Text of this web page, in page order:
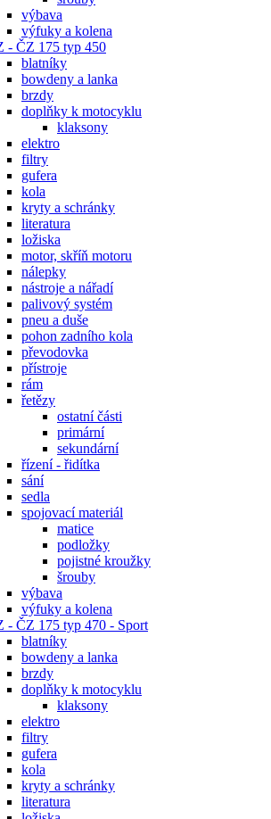
výbava
výfuky a kolena
- ČZ 175 typ 450
blatníky
bowdeny a lanka
brzdy
doplňky k motocyklu
klaksony
elektro
filtry
gufera
kola
kryty a schránky
literatura
ložiska
motor, skříň motoru
nálepky
nástroje a nářadí
palivový systém
pneu a duše
pohon zadního kola
převodovka
přístroje
rám
řetězy
ostatní části
primární
sekundární
řízení - řidítka
sání
sedla
spojovací materiál
matice
podložky
pojistné kroužky
šrouby
výbava
výfuky a kolena
- ČZ 175 typ 470 - Sport
blatníky
bowdeny a lanka
brzdy
doplňky k motocyklu
klaksony
elektro
filtry
gufera
kola
kryty a schránky
literatura